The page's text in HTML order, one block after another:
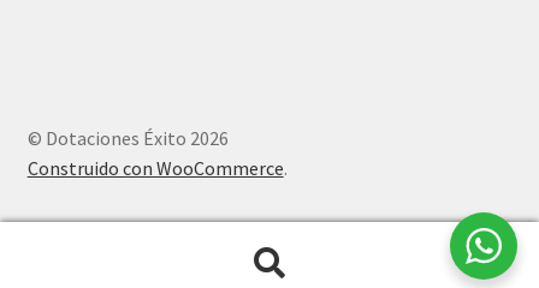
© Dotaciones Éxito 2026
Construido con WooCommerce.